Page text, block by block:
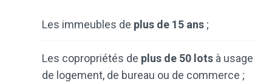
Les immeubles de plus de 15 ans ;
Les copropriétés de plus de 50 lots à usage
de logement, de bureau ou de commerce ;